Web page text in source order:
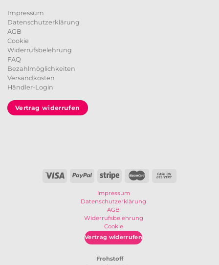
Impressum
Datenschutzerklärung
AGB
Cookie
Widerrufsbelehrung
FAQ
Bezahlmöglichkeiten
Versandkosten
Händler-Login
Vertrag widerrufen
Frohstoff
Impressum
Datenschutzerklärung
AGB
Widerrufsbelehrung
Cookie
Vertrag widerrufen